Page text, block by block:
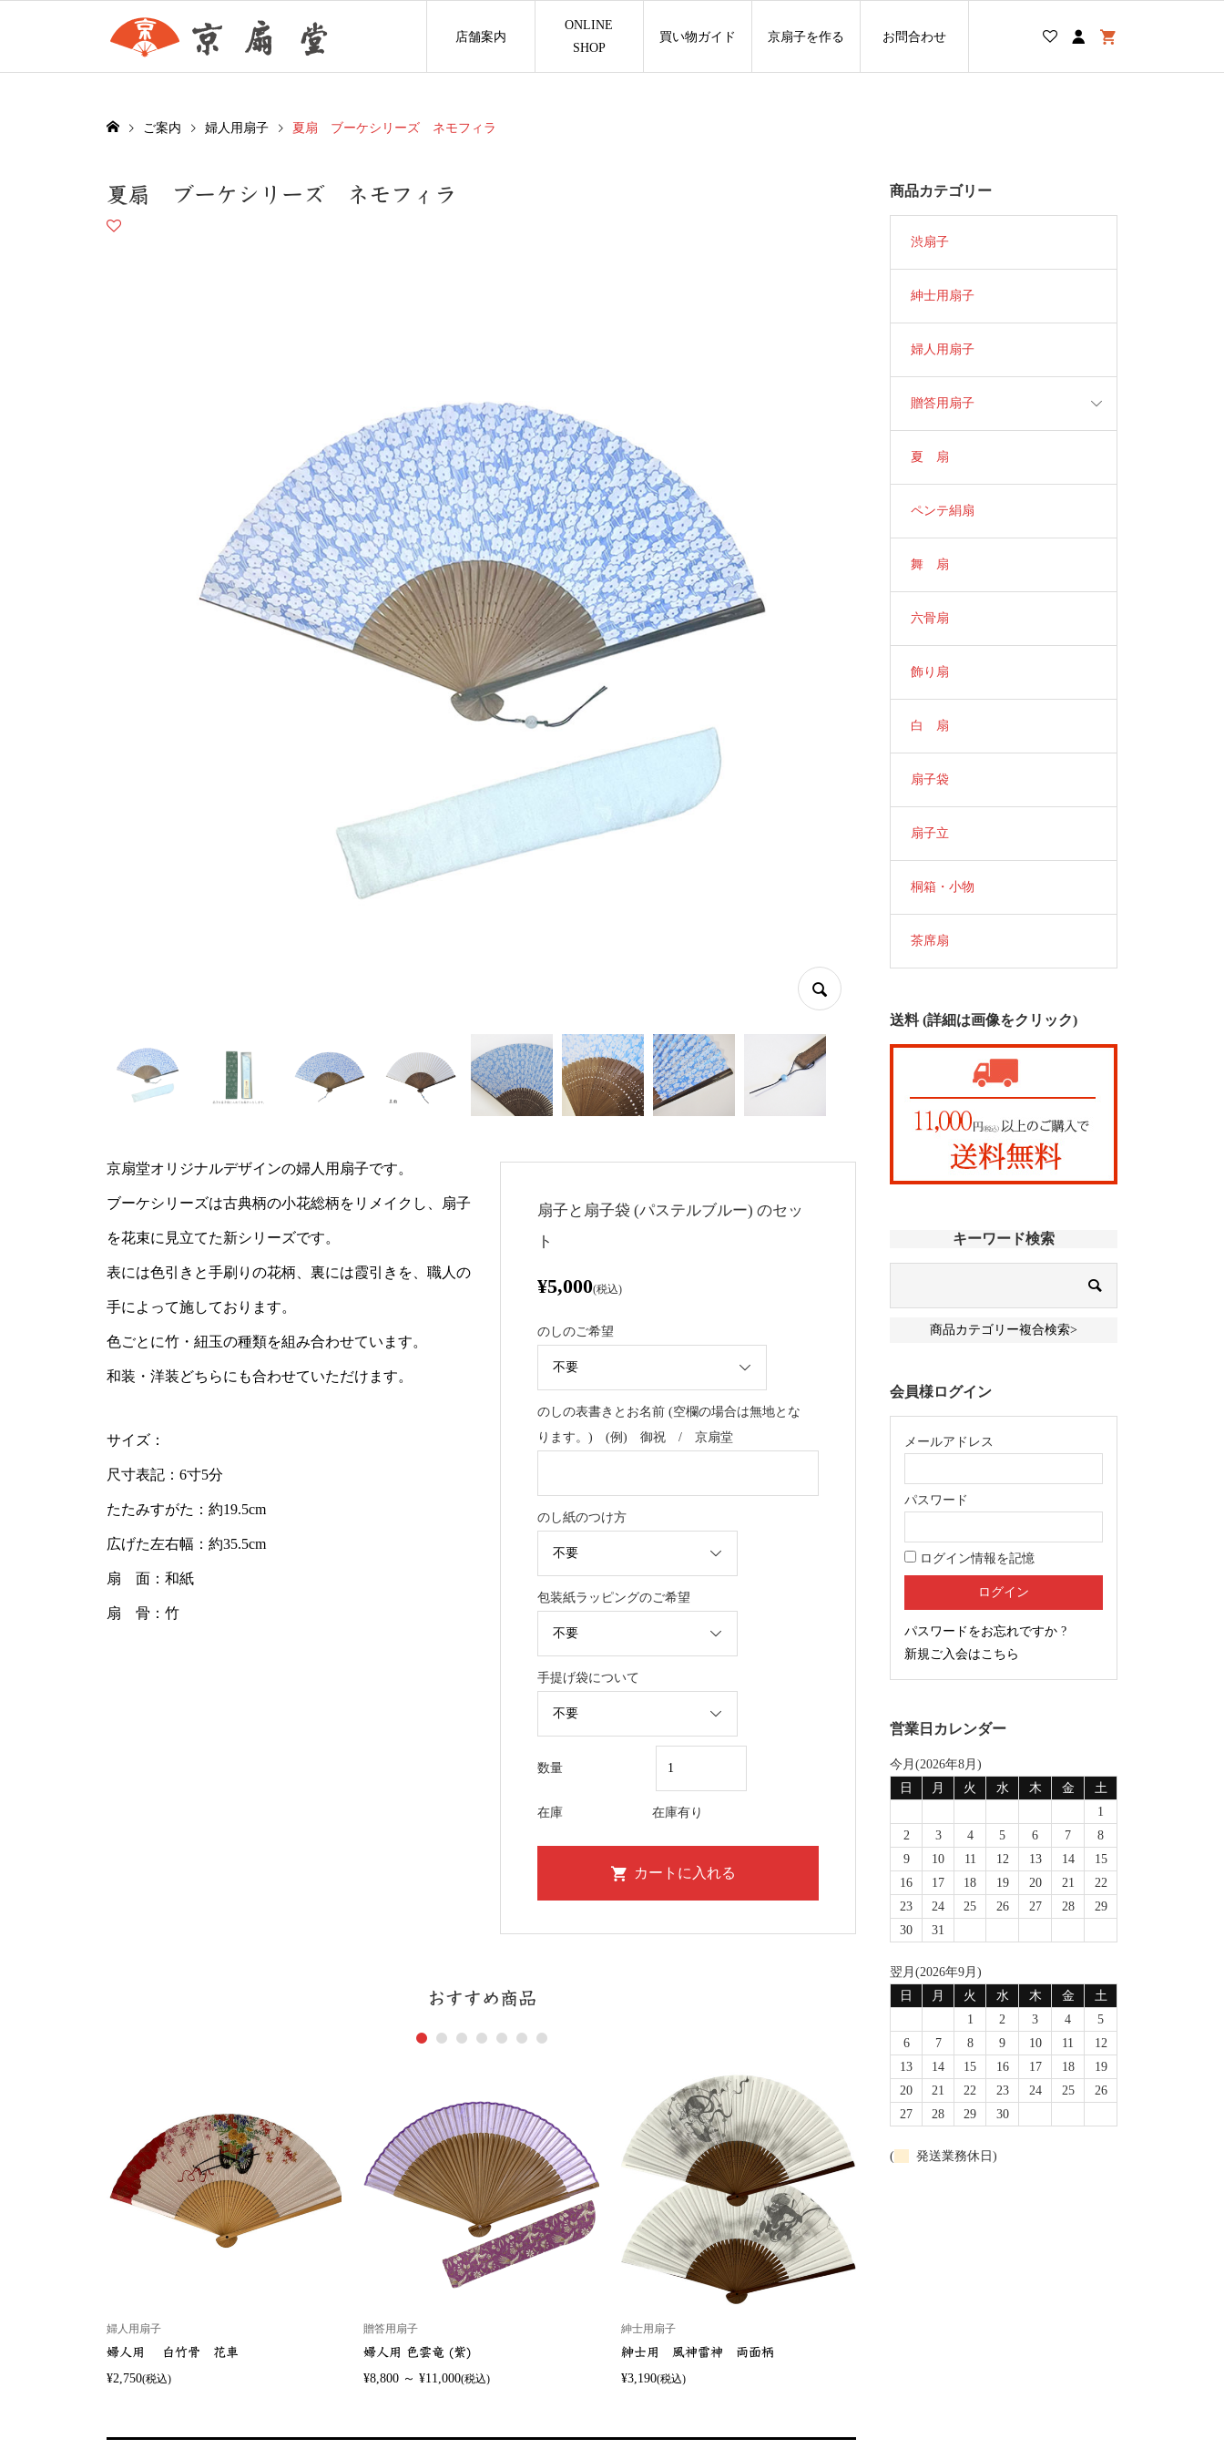
店舗案内
ONLINE
SHOP
買い物ガイド 京扇子を作る お問合わせ
ご案内 婦人用扇子 夏扇 ブーケシリーズ ネモフィラ
夏扇 ブーケシリーズ ネモフィラ
京扇堂オリジナルデザインの婦人用扇子です。
ブーケシリーズは古典柄の小花総柄をリメイクし、扇子
を花束に見立てた新シリーズです。
表には色引きと手刷りの花柄、裏には霞引きを、職人の
手によって施しております。
色ごとに竹・紐玉の種類を組み合わせています。
和装・洋装どちらにも合わせていただけます。
サイズ：
尺寸表記：6寸5分
たたみすがた：約19.5cm
広げた左右幅：約35.5cm
扇 面：和紙
扇 骨：竹
扇子と扇子袋 (パステルブルー) のセッ
ト
¥5,000(税込)
のしのご希望
のしの表書きとお名前 (空欄の場合は無地とな
ります。) (例) 御祝 / 京扇堂
のし紙のつけ方
包装紙ラッピングのご希望
手提げ袋について
数量
在庫 在庫有り
おすすめ商品
婦人用扇子
婦人用 白竹骨 花車
¥2,750(税込)
贈答用扇子
婦人用 色雲竜 (紫)
¥8,800 ～ ¥11,000(税込)
紳士用扇子
紳士用 風神雷神 両面柄
¥3,190(税込)
1 2 3 4 5 6 7
商品カテゴリー
渋扇子
紳士用扇子
婦人用扇子
贈答用扇子
夏 扇
ペンテ絹扇
舞 扇
六骨扇
飾り扇
白 扇
扇子袋
扇子立
桐箱・小物
茶席扇
送料 (詳細は画像をクリック)
キーワード検索
商品カテゴリー複合検索>
会員様ログイン
メールアドレス
パスワード
ログイン情報を記憶
パスワードをお忘れですか ?
新規ご入会はこちら
営業日カレンダー
今月(2026年8月)
日
月 火 水 木 金
土
1
2
3 4 5 6 7
8
9
10 11 12 13 14
15
16
17 18 19 20 21
22
23
24 25 26 27 28
29
30
31
翌月(2026年9月)
日
月 火 水 木 金
土
1
2 3 4
5
6
7 8 9 10 11
12
13
14 15 16 17 18
19
20
21 22 23 24 25
26
27
28 29 30
( 発送業務休日)